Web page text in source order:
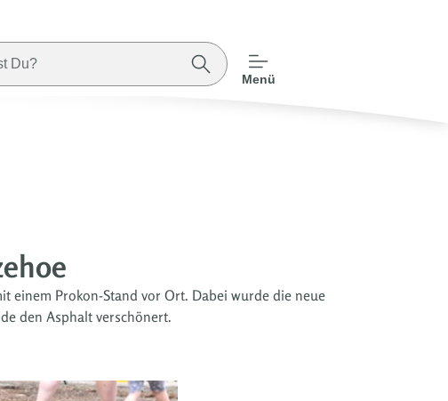
Menü
einem Prokon-Stand vor Ort. Dabei wurde die neue
den Asphalt verschönert.